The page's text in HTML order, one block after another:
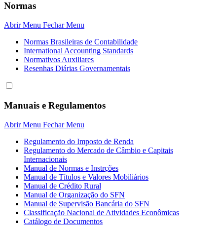
Normas
Abrir Menu Fechar Menu
Normas Brasileiras de Contabilidade
International Accounting Standards
Normativos Auxiliares
Resenhas Diárias Governamentais
Manuais e Regulamentos
Abrir Menu Fechar Menu
Regulamento do Imposto de Renda
Regulamento do Mercado de Câmbio e Capitais
Internacionais
Manual de Normas e Instrções
Manual de Títulos e Valores Mobiliários
Manual de Crédito Rural
Manual de Organização do SFN
Manual de Supervisão Bancária do SFN
Classificação Nacional de Atividades Econômicas
Catálogo de Documentos